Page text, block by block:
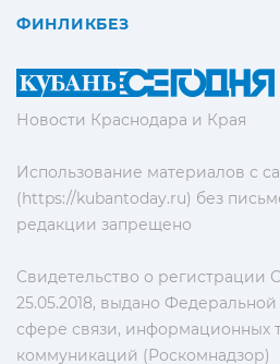
Новости Краснодара и Края
Использование материалов с
(https://kubantoday.ru) без
редакции запрещено
Свидетельство о
25.05.2018, выдано
сфере связи, информационных
коммуникаций (Роскомнадзор)
ФИНЛИКБЕЗ